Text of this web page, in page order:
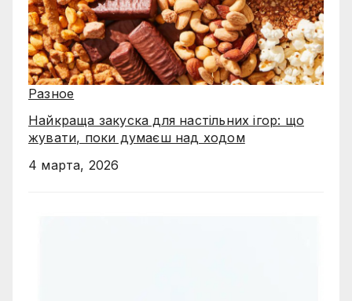
Разное
Найкраща закуска для настільних ігор: що
жувати, поки думаєш над ходом
4 марта, 2026